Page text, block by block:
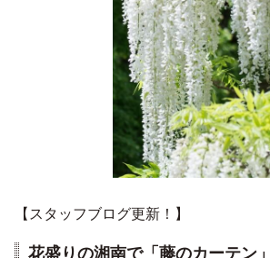
【スタッフブログ更新！】
花盛りの湘南で「藤のカーテン